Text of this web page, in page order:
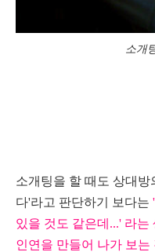
소개
소개팅을 할 때도 상대
다'라고 판단하기 보다는
있을 것도 같은데...' 라는
인연을 만들어 나가 보는